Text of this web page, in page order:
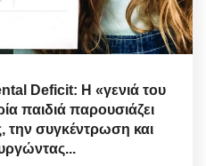
Deficit: Η «γενιά του
παιδιά παρουσιάζει
την συγκέντρωση και